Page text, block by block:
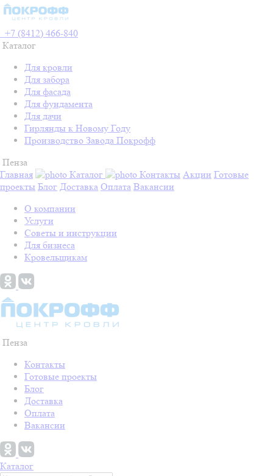
+7 (8412) 466-840
Каталог
Для кровли
Для забора
Для фасада
Для фундамента
Для дачи
Гирлянды к Новому Году
Производство Завода Покрофф
Пенза
Главная
Каталог Контакты Акции Готовые
проекты Блог Доставка Оплата Вакансии
О компании
Услуги
Советы и инструкции
Для бизнеса
Кровельщикам
Пенза
Контакты
Готовые проекты
Блог
Доставка
Оплата
Вакансии
Каталог